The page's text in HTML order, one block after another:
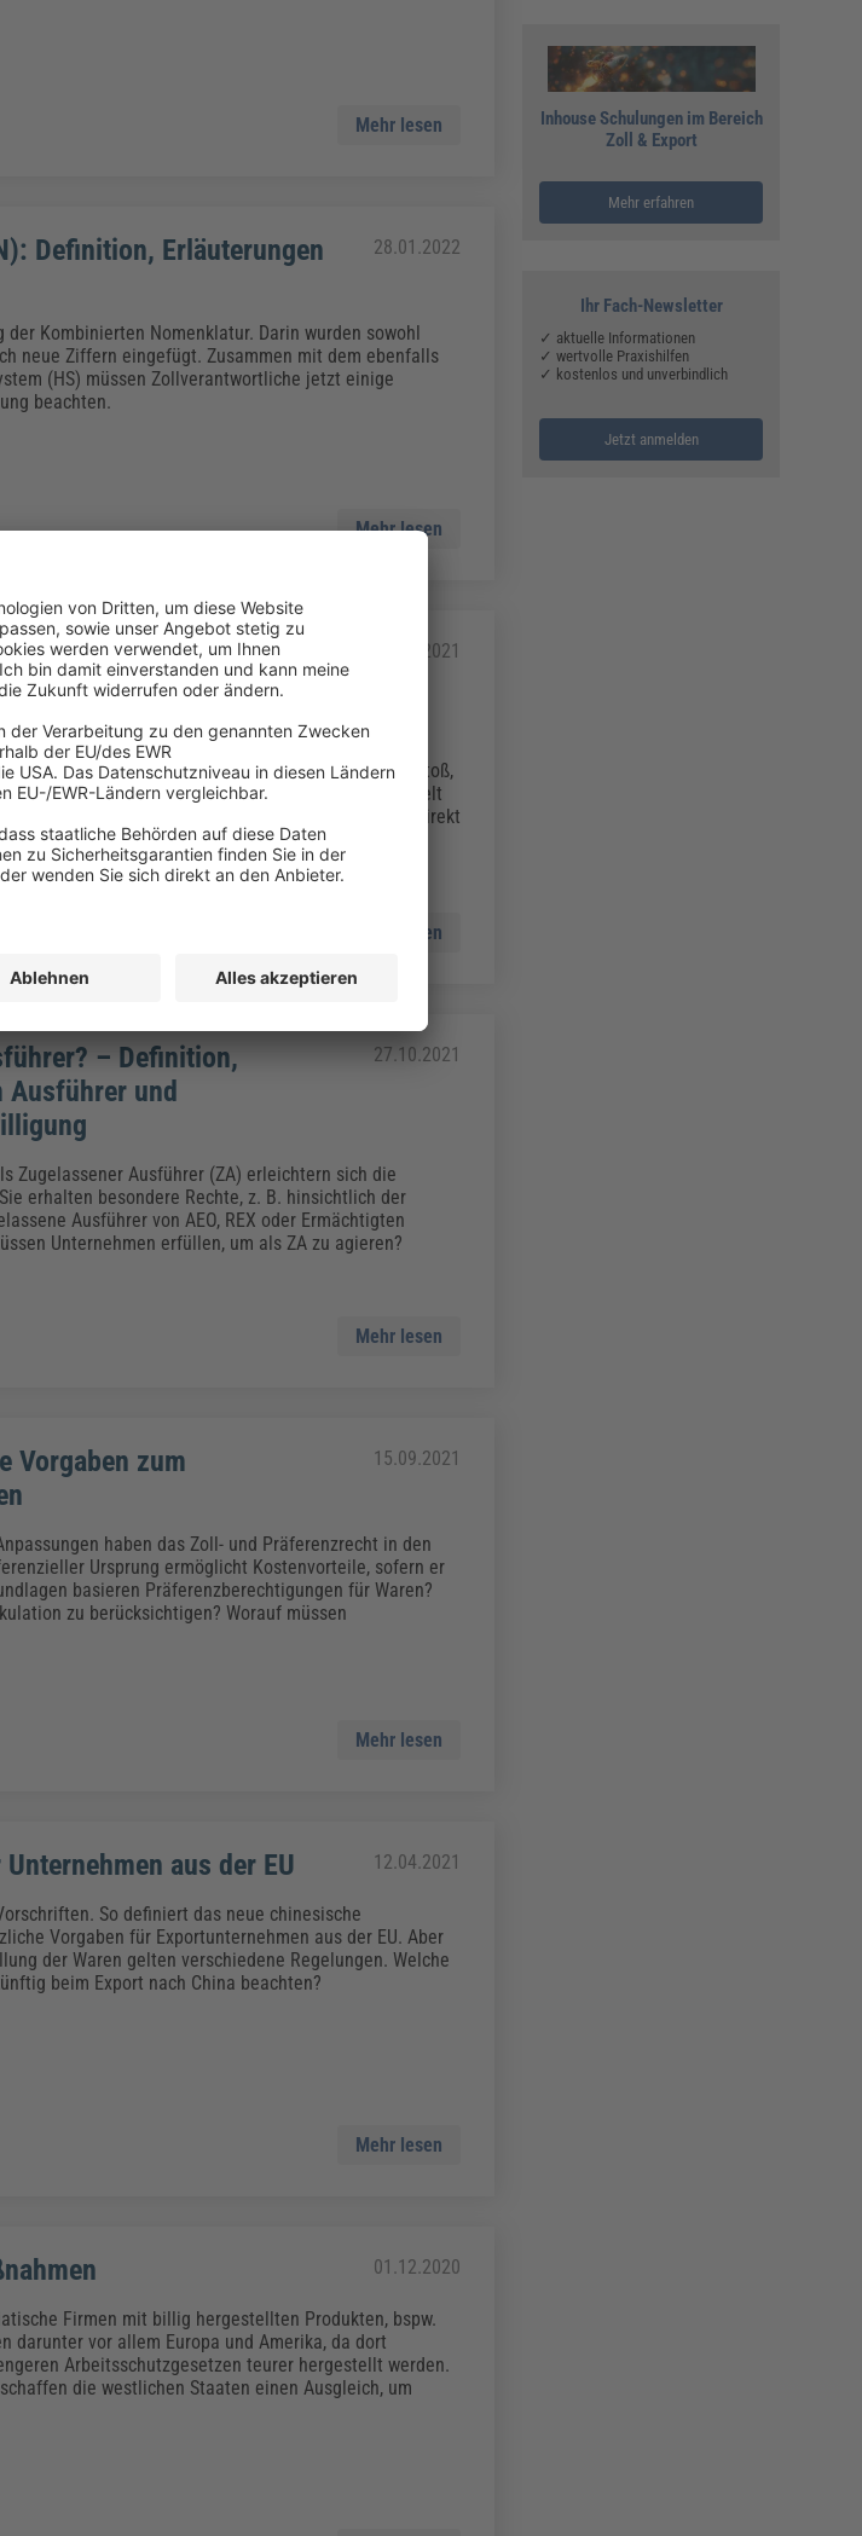
Mehr lesen
Definition, Erläuterungen
28.01.2022
Kombinierten Nomenklatur. Darin wurden sowohl
neue Ziffern eingefügt. Zusammen mit dem ebenfalls
(HS) müssen Zollverantwortliche jetzt einige
beachten.
Mehr lesen
Aufgaben,
zum
08.11.2021
geltenden Regelungen. Kommt es zu einem Verstoß,
dass alle Ausfuhren rechtssicher abgewickelt
bestimmen. Er berichtet meist direkt
Aber sind Betriebe grundsätzlich dazu
zu bestellen und welche Aufgaben übernimmt er?
Mehr lesen
– Definition,
Ausführer und
27.10.2021
Zugelassener Ausführer (ZA) erleichtern sich die
erhalten besondere Rechte, z. B. hinsichtlich der
Ausführer von AEO, REX oder Ermächtigten
Unternehmen erfüllen, um als ZA zu agieren?
Mehr lesen
Vorgaben zum
15.09.2021
haben das Zoll- und Präferenzrecht in den
Ursprung ermöglicht Kostenvorteile, sofern er
basieren Präferenzberechtigungen für Waren?
zu berücksichtigen? Worauf müssen
Mehr lesen
aus der EU 12.04.2021
So definiert das neue chinesische
Vorgaben für Exportunternehmen aus der EU. Aber
der Waren gelten verschiedene Regelungen. Welche
beim Export nach China beachten?
Mehr lesen
01.12.2020
Firmen mit billig hergestellten Produkten, bspw.
darunter vor allem Europa und Amerika, da dort
Arbeitsschutzgesetzen teurer hergestellt werden.
die westlichen Staaten einen Ausgleich, um
Inhouse Schulungen im Bereich
Zoll & Export
Mehr erfahren
Ihr Fach-Newsletter
✓ aktuelle Informationen
✓ wertvolle Praxishilfen
✓ kostenlos und unverbindlich
Jetzt anmelden